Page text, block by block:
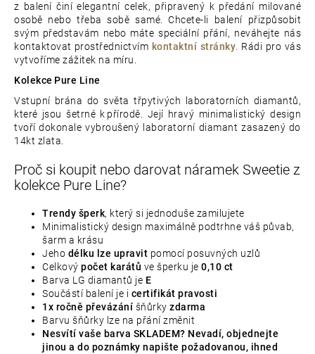
z balení činí elegantní celek, připravený k předání milované
osobě nebo třeba sobě samé. Chcete-li balení přizpůsobit
svým představám nebo máte speciální přání, neváhejte nás
kontaktovat prostřednictvím kontaktní stránky. Rádi pro vás
vytvoříme zážitek na míru.
Kolekce Pure Line
Vstupní brána do světa třpytivých laboratorních diamantů,
které jsou šetrné k přírodě. Její hravý minimalistický design
tvoří dokonale vybroušený laboratorní diamant zasazený do
14kt zlata.
Proč si koupit nebo darovat náramek Sweetie z
kolekce Pure Line?
Trendy šperk, který si jednoduše zamilujete
Minimalistický design maximálně podtrhne váš půvab,
šarm a krásu
Jeho délku lze upravit pomocí posuvných uzlů
Celkový počet karátů ve šperku je 0,10 ct
Barva LG diamantů je E
Součástí balení je i certifikát pravosti
1x ročně převázání šňůrky zdarma
Barvu šňůrky lze na přání změnit
Nesvítí vaše barva SKLADEM? Nevadí, objednejte
jinou a do poznámky napište požadovanou, ihned